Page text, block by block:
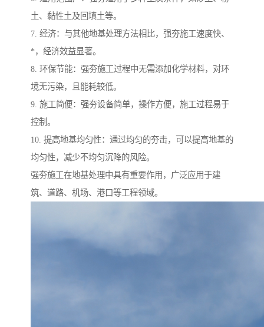
土、黏性土及回填土等。
7. 经济：与其他地基处理方法相比，强夯施工速度快、
*，经济效益显著。
8. 环保节能：强夯施工过程中无需添加化学材料，对环
境无污染，且能耗较低。
9. 施工简便：强夯设备简单，操作方便，施工过程易于
控制。
10. 提高地基均匀性：通过均匀的夯击，可以提高地基的
均匀性，减少不均匀沉降的风险。
强夯施工在地基处理中具有重要作用，广泛应用于建
筑、道路、机场、港口等工程领域。